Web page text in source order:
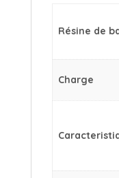
Résine de
Charge